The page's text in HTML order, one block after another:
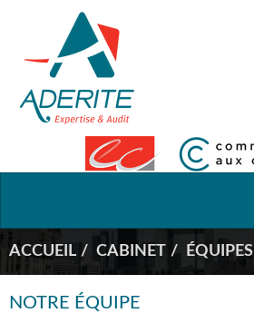
ACCUEIL CABINET ÉQUIPES
NOTRE ÉQUIPE